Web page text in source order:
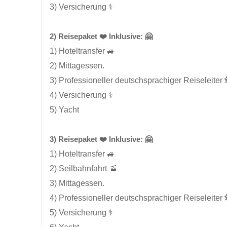
3) Versicherung ⚕️
2) Reisepaket ❤️ Inklusive: 🤗
1) Hoteltransfer 🚙
2) Mittagessen.
3) Professioneller deutschsprachiger
4) Versicherung ⚕️
5) Yacht
3) Reisepaket ❤️ Inklusive: 🤗
1) Hoteltransfer 🚙
2) Seilbahnfahrt 🚡
3) Mittagessen.
4) Professioneller deutschsprachiger
5) Versicherung ⚕️